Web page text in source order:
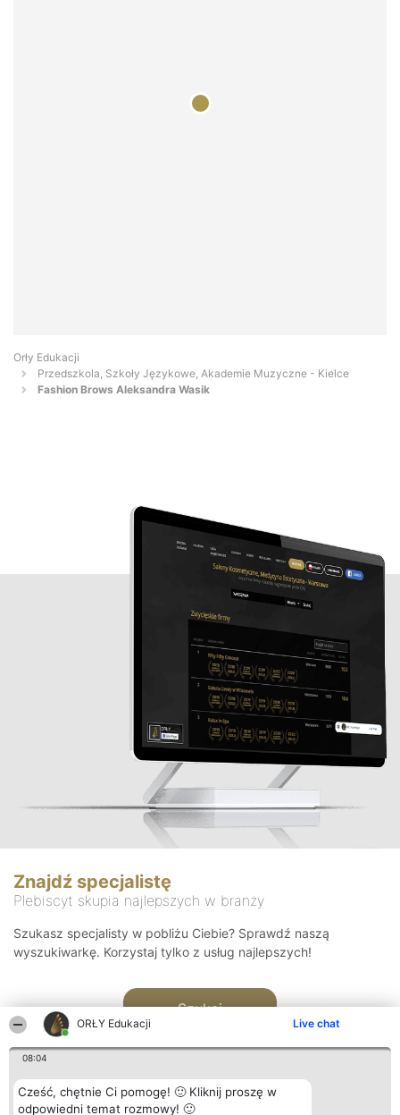
ORŁY Edukacji Live chat
08:04
Cześć, chętnie Ci pomogę! 🙂 Kliknij proszę w
odpowiedni temat rozmowy! 🙂
Orły Edukacji
Przedszkola, Szkoły Językowe, Akademie Muzyczne - Kielce
Fashion Brows Aleksandra Wasik
Znajdź specjalistę
Plebiscyt skupia najlepszych w branży
Szukasz specjalisty w pobliżu Ciebie? Sprawdź naszą
wyszukiwarkę. Korzystaj tylko z usług najlepszych!
Szukaj